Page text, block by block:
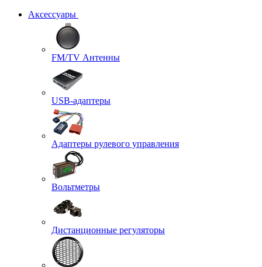
Аксессуары
FM/TV Антенны
USB-адаптеры
Адаптеры рулевого управления
Вольтметры
Дистанционные регуляторы